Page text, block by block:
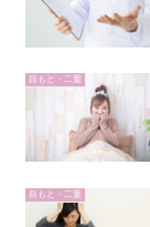
目もと・二重
目もと・二重